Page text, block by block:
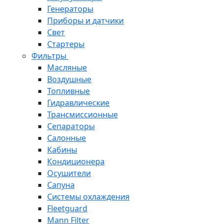
Генераторы
Приборы и датчики
Свет
Стартеры
Фильтры
Масляные
Воздушные
Топливные
Гидравлические
Трансмиссионные
Сепараторы
Салонные
Кабины
Кондиционера
Осушители
Сапуна
Системы охлаждения
Fleetguard
Mann Filter